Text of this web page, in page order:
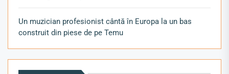
Un muzician profesionist cântă în Europa la un bas
construit din piese de pe Temu